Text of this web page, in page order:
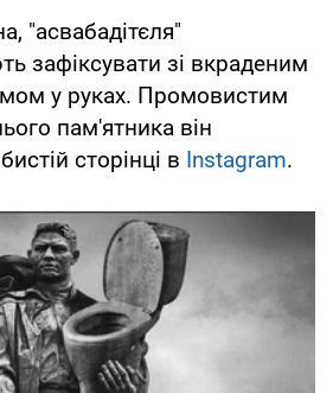
"асвабадітєля"
зафіксувати зі вкраденим
у руках. Промовистим
пам'ятника він
сторінці в Instagram.